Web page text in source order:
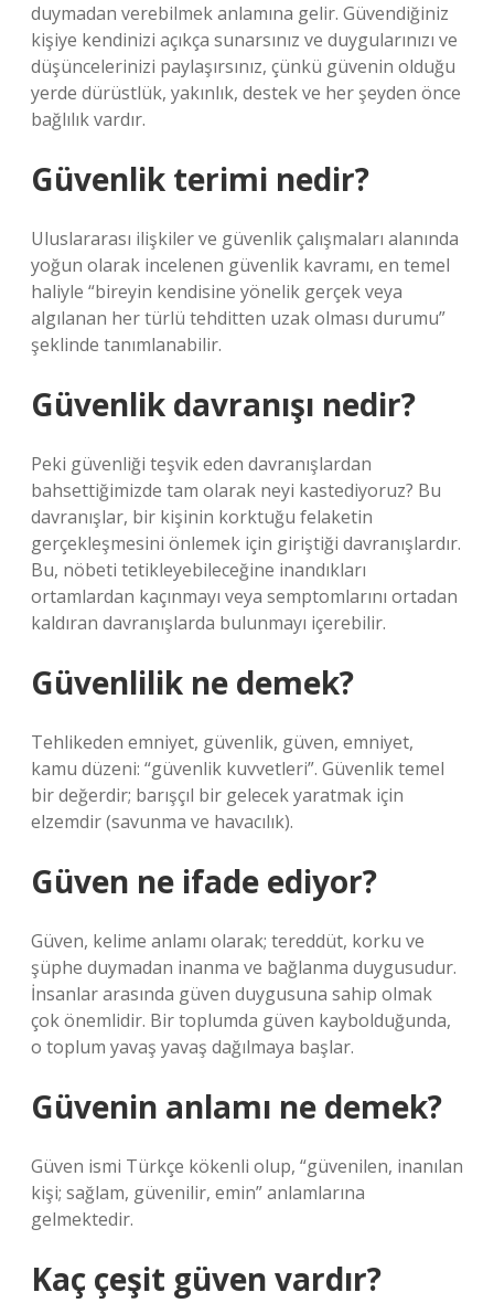
duymadan verebilmek anlamına gelir. Güvendiğiniz
kişiye kendinizi açıkça sunarsınız ve duygularınızı ve
düşüncelerinizi paylaşırsınız, çünkü güvenin olduğu
yerde dürüstlük, yakınlık, destek ve her şeyden önce
bağlılık vardır.
Güvenlik terimi nedir?
Uluslararası ilişkiler ve güvenlik çalışmaları alanında
yoğun olarak incelenen güvenlik kavramı, en temel
haliyle “bireyin kendisine yönelik gerçek veya
algılanan her türlü tehditten uzak olması durumu”
şeklinde tanımlanabilir.
Güvenlik davranışı nedir?
Peki güvenliği teşvik eden davranışlardan
bahsettiğimizde tam olarak neyi kastediyoruz? Bu
davranışlar, bir kişinin korktuğu felaketin
gerçekleşmesini önlemek için giriştiği davranışlardır.
Bu, nöbeti tetikleyebileceğine inandıkları
ortamlardan kaçınmayı veya semptomlarını ortadan
kaldıran davranışlarda bulunmayı içerebilir.
Güvenlilik ne demek?
Tehlikeden emniyet, güvenlik, güven, emniyet,
kamu düzeni: “güvenlik kuvvetleri”. Güvenlik temel
bir değerdir; barışçıl bir gelecek yaratmak için
elzemdir (savunma ve havacılık).
Güven ne ifade ediyor?
Güven, kelime anlamı olarak; tereddüt, korku ve
şüphe duymadan inanma ve bağlanma duygusudur.
İnsanlar arasında güven duygusuna sahip olmak
çok önemlidir. Bir toplumda güven kaybolduğunda,
o toplum yavaş yavaş dağılmaya başlar.
Güvenin anlamı ne demek?
Güven ismi Türkçe kökenli olup, “güvenilen, inanılan
kişi; sağlam, güvenilir, emin” anlamlarına
gelmektedir.
Kaç çeşit güven vardır?